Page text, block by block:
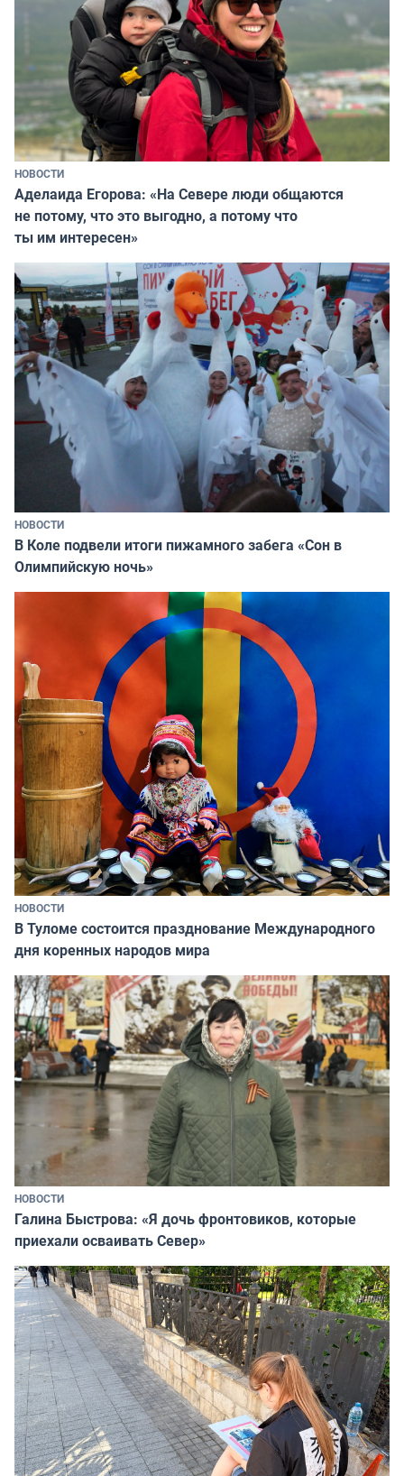
НОВОСТИ
Аделаида Егорова: «На Севере люди общаются
не потому, что это выгодно, а потому что
ты им интересен»
НОВОСТИ
В Коле подвели итоги пижамного забега «Сон в
Олимпийскую ночь»
НОВОСТИ
В Туломе состоится празднование Международного
дня коренных народов мира
НОВОСТИ
Галина Быстрова: «Я дочь фронтовиков, которые
приехали осваивать Север»